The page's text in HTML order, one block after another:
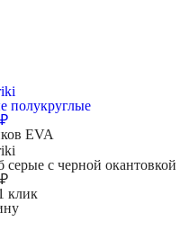
полукруглые
EVA
с черной окантовкой
клик